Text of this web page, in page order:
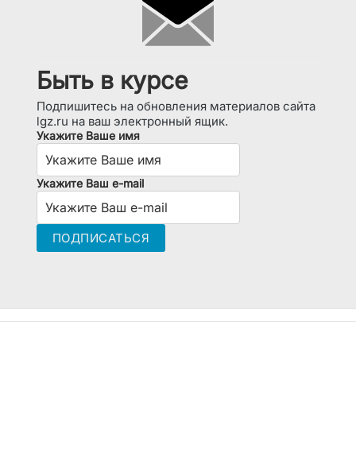
Быть в курсе
Подпишитесь на обновления материалов сайта
lgz.ru на ваш электронный ящик.
Укажите Ваше имя
Укажите Ваш e-mail